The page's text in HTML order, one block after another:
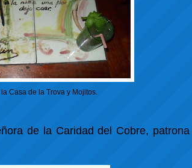
la Casa de la Trova y Mojitos.
de la Caridad del Cobre,